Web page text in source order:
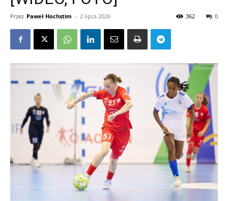
Przez Paweł Hochstim - 2 lipca 2026 0
362